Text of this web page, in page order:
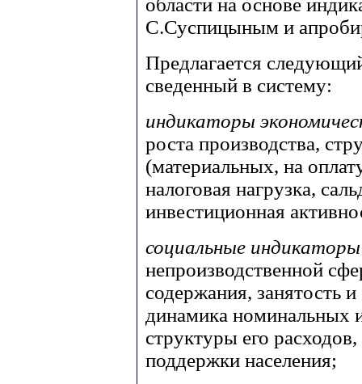
области на основе
С.Суспицыным и
Предлагается
сведенный в систему:
индикаторы
роста производства,
(материальных, на
налоговая нагрузка,
инвестиционная
социальные
непроизводственной
содержания, занятость
динамика номинальных
структуры его
поддержки населения;